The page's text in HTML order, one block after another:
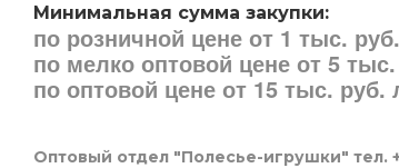
Минимальная сумма закупки:
по розничной цене от 1 тыс. руб.
по мелко оптовой цене от 5
по оптовой цене от 15 тыс.
Оптовый отдел "Полесье-игрушки" тел.